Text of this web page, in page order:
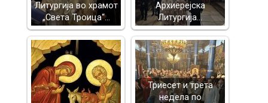
Литургија во храмот
„Света Троица“…
Архиерејска
Литургија…
Триесет и трета
недела по